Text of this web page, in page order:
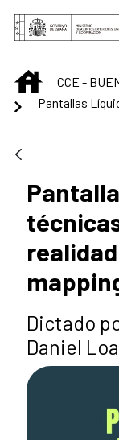
Saltar al
INICIO
CCE -
Dictado
Daniel